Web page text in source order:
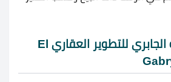
تفاصيل عن شركة الجابري للتطوير العقاري El